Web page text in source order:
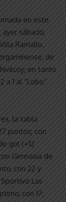
en este
ayer sábado,
Ramallo.
de
en tanto
a 1 al “Lobo”
la tabla
puntos; con
gol (+12
Gimnasia de
con 22 y
Las
con 17;